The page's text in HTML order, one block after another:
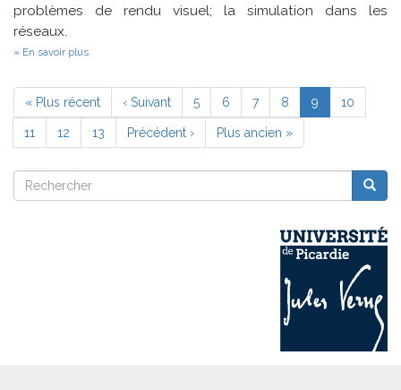
problèmes de rendu visuel; la simulation dans les
réseaux.
En savoir plus
mobiles,
cloud
computing
Pagination
Première
page
« Plus récent
Page
précédente
‹ Suivant Page
5 Page
6 Page
7 Page
8
Page
courante
9 Page
10
Page
11 Page
12 Page
13
Page
suivante
Précédent ›
Dernière
page
Plus ancien »
Rechercher
Rechercher